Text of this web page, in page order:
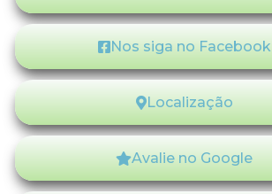
Nos siga no Facebook
Localização
Avalie no Google